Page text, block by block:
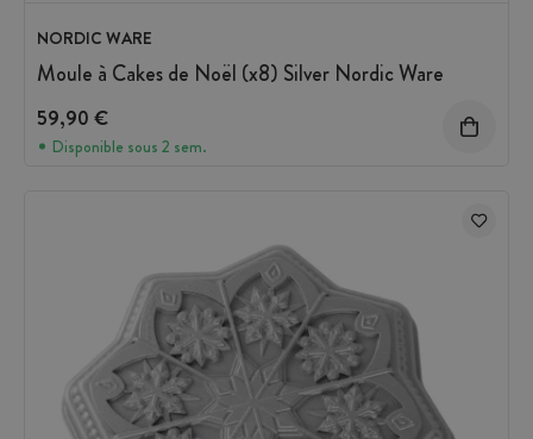
NORDIC WARE
Moule à Cakes de Noël (x8) Silver Nordic Ware
59,90 €
Disponible sous 2 sem.